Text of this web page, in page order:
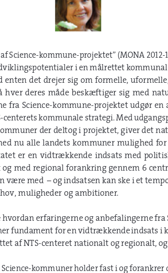
Science-kommune-projektet” (MONA 2012-
i en målrettet
enten det drejer sig om formelle,
hver  deres  måde  beskæftiger  sig  med
fra Science-kommune-projektet udgør en
kommunale strategi. Med
der deltog i projektet, giver det
nu  alle  landets  kommuner  mulighed
er  en  vidtrækkende  indsats  med
med regional forankring gennem 6
med – og indsatsen kan ske i et
muligheder og ambitioner.
erfaringerne og anbefalingerne fra
fundament for en vidtrækkendeindsats i
af NTS-centeret nationalt og regionalt,
Science-kommuner holder fast i og